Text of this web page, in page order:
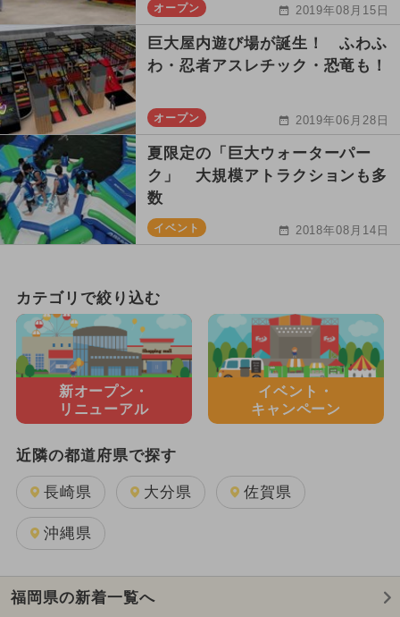
オープン 2019年08月15日
巨大屋内遊び場が誕生！ ふわふ
わ・忍者アスレチック・恐竜も！
オープン 2019年06月28日
夏限定の「巨大ウォーターパー
ク」 大規模アトラクションも多
数
イベント 2018年08月14日
カテゴリで絞り込む
新オープン・
リニューアル
イベント・
キャンペーン
近隣の都道府県で探す
長崎県 大分県 佐賀県
沖縄県
福岡県の新着一覧へ